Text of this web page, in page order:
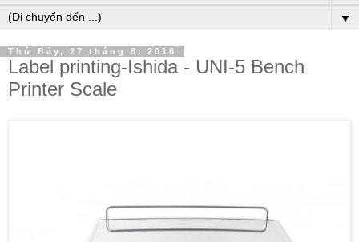
▼
Thứ Bảy, 27 tháng 8, 2016
Label printing-Ishida - UNI-5 Bench
Printer Scale